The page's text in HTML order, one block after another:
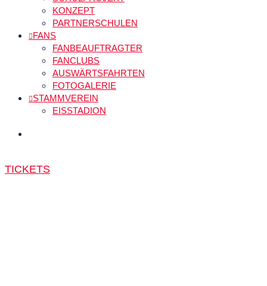
KONZEPT
PARTNERSCHULEN
FANS
FANBEAUFTRAGTER
FANCLUBS
AUSWÄRTSFAHRTEN
FOTOGALERIE
STAMMVEREIN
EISSTADION
TICKETS